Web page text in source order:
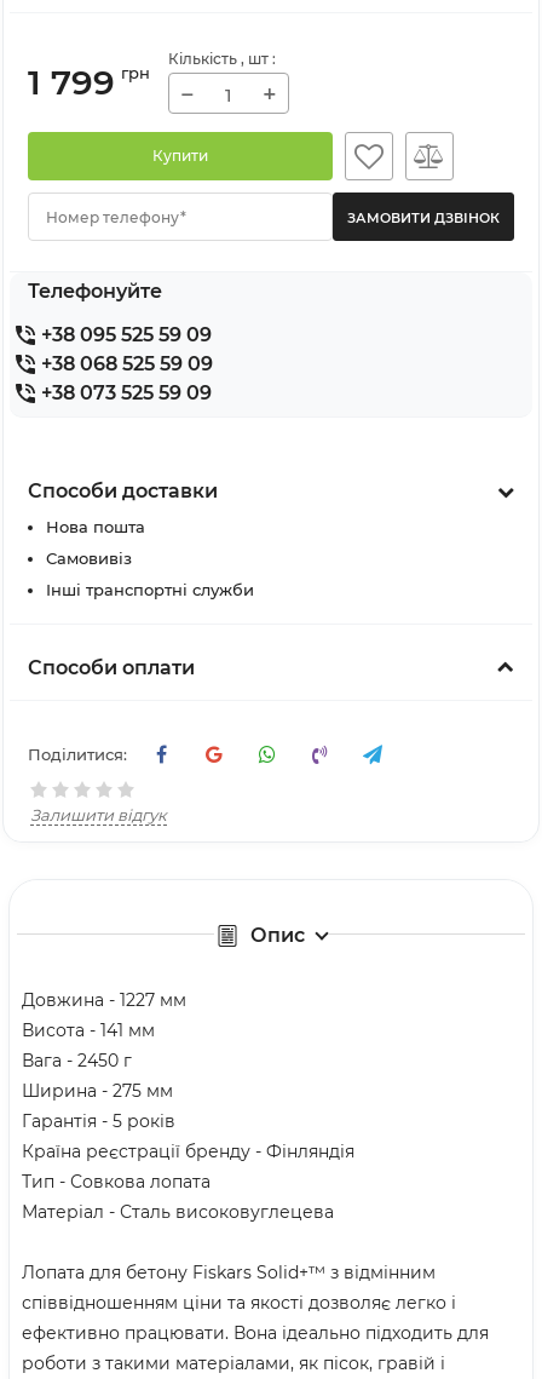
1 799 грн
Кількість , шт :
− +
Купити
Номер телефону*
Телефонуйте
+38 095 525 59 09
+38 068 525 59 09
+38 073 525 59 09
Способи доставки
Нова пошта
Самовивіз
Інші транспортні служби
Способи оплати
Поділитися:
Залишити відгук
Опис
Довжина - 1227 мм
Висота - 141 мм
Вага - 2450 г
Ширина - 275 мм
Гарантія - 5 років
Країна реєстрації бренду - Фінляндія
Тип - Совкова лопата
Матеріал - Сталь високовуглецева
Лопата для бетону Fiskars Solid+™ з відмінним
співвідношенням ціни та якості дозволяє легко і
ефективно працювати. Вона ідеально підходить для
роботи з такими матеріалами, як пісок, гравій і